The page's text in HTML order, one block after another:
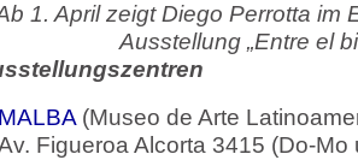
1. April zeigt Diego Perrotta im
Ausstellung „Entre el
MALBA(Museo de Arte
Figueroa Alcorta 3415 (Do-